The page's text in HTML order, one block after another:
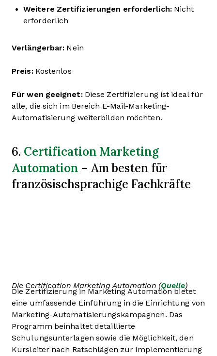
Weitere Zertifizierungen erforderlich:Nicht
erforderlich
Verlängerbar: Nein
Preis:Kostenlos
Für wen geeignet:Diese Zertifizierung ist ideal für
alle, die sich im Bereich E-Mail-Marketing-
Automatisierung weiterbilden möchten.
6. Certification Marketing
Automation – Am besten für
französischsprachige Fachkräfte
Die Certification Marketing Automation (Quelle)
Die Zertifizierung in Marketing Automation bietet
eine umfassende Einführung in die Einrichtung von
Marketing-Automatisierungskampagnen. Das
Programm beinhaltet detaillierte
Schulungsunterlagen sowie die Möglichkeit, den
Kursleiter nach Ratschlägen zur Implementierung